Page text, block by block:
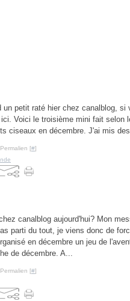
un petit raté hier chez canalblog,
Voici le troisième mini fait selon
ciseaux en décembre. J'ai mis
[#]
canalblog aujourd'hui? Mon
parti du tout, je viens donc de
en décembre un jeu de
de décembre. A...
[#]